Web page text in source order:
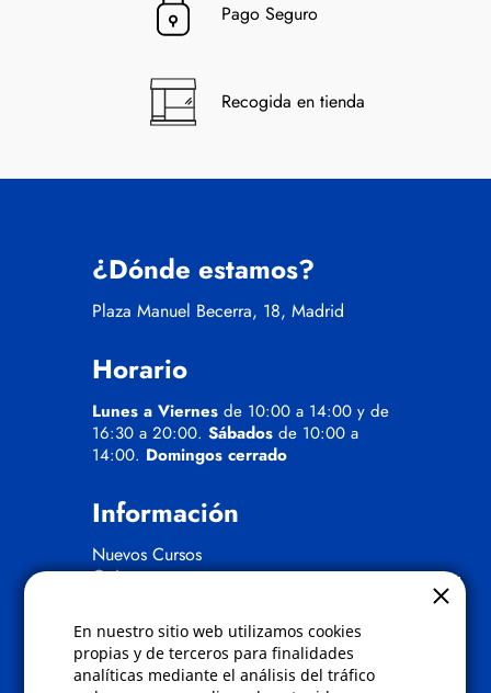
En nuestro sitio web utilizamos cookies
propias y de terceros para finalidades
analíticas mediante el análisis del tráfico
Pago Seguro
Recogida en tienda
¿Dónde estamos?
Plaza Manuel Becerra, 18, Madrid
Horario
Lunes a Viernes de 10:00 a 14:00 y de
16:30 a 20:00. Sábados de 10:00 a
14:00. Domingos cerrado
Información
Nuevos Cursos
Quienes somos
Políticas